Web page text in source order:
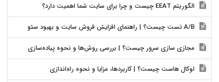
الگوریتم EEAT چیست و چرا برای سایت شما اهمیت دارد؟
مجازی سازی سرور چیست؟ | بررسی روش‌ها و نحوه پیاده‌سازی
لوکال هاست چیست؟ | کاربردها، مزایا و نحوه راه‌اندازی